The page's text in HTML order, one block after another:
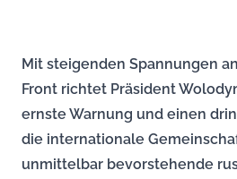
Mit steigenden Spannungen
Front richtet Präsident
ernste Warnung und einen
die internationale
unmittelbar bevorstehende